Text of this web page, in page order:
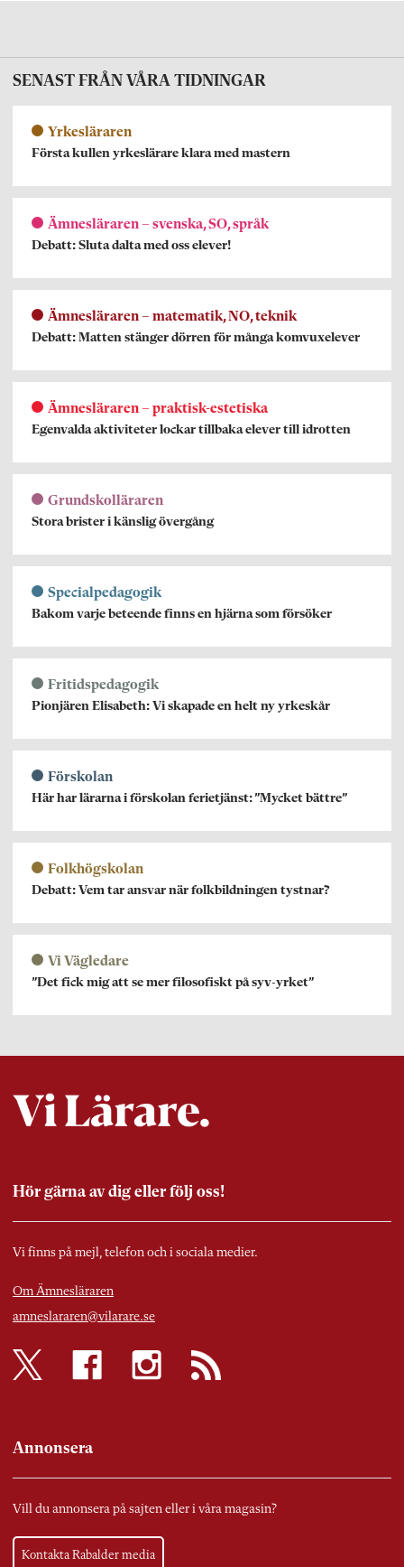
SENAST FRÅN VÅRA TIDNINGAR
Yrkesläraren
Första kullen yrkeslärare klara med mastern
Ämnesläraren – svenska, SO, språk
Debatt: Sluta dalta med oss elever!
Ämnesläraren – matematik, NO, teknik
Debatt: Matten stänger dörren för många komvuxelever
Ämnesläraren – praktisk-estetiska
Egenvalda aktiviteter lockar tillbaka elever till idrotten
Grundskolläraren
Stora brister i känslig övergång
Specialpedagogik
Bakom varje beteende finns en hjärna som försöker
Fritidspedagogik
Pionjären Elisabeth: Vi skapade en helt ny yrkeskår
Förskolan
Här har lärarna i förskolan ferietjänst: ”Mycket bättre”
Folkhögskolan
Debatt: Vem tar ansvar när folkbildningen tystnar?
Vi Vägledare
”Det fick mig att se mer filosofiskt på syv-yrket”
Hör gärna av dig eller följ oss!
Vi finns på mejl, telefon och i sociala medier.
Om Ämnesläraren
amneslararen@vilarare.se
Annonsera
Vill du annonsera på sajten eller i våra magasin?
Kontakta Rabalder media